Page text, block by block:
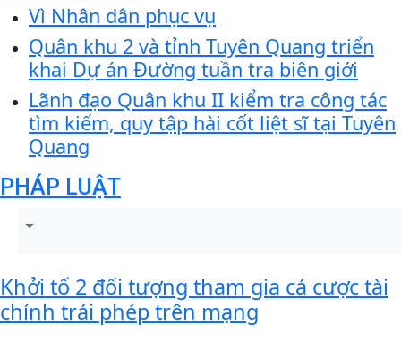
Vì Nhân dân phục vụ
Quân khu 2 và tỉnh Tuyên Quang triển
khai Dự án Đường tuần tra biên giới
Lãnh đạo Quân khu II kiểm tra công tác
tìm kiếm, quy tập hài cốt liệt sĩ tại Tuyên
Quang
PHÁP LUẬT
Khởi tố 2 đối tượng tham gia cá cược tài
chính trái phép trên mạng